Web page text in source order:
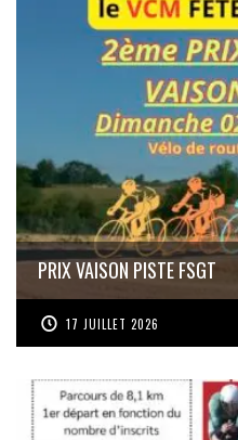
PRIX VAISON PISTE FSGT
17 JUILLET 2026